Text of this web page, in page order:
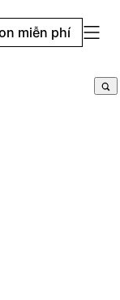
miễn phí